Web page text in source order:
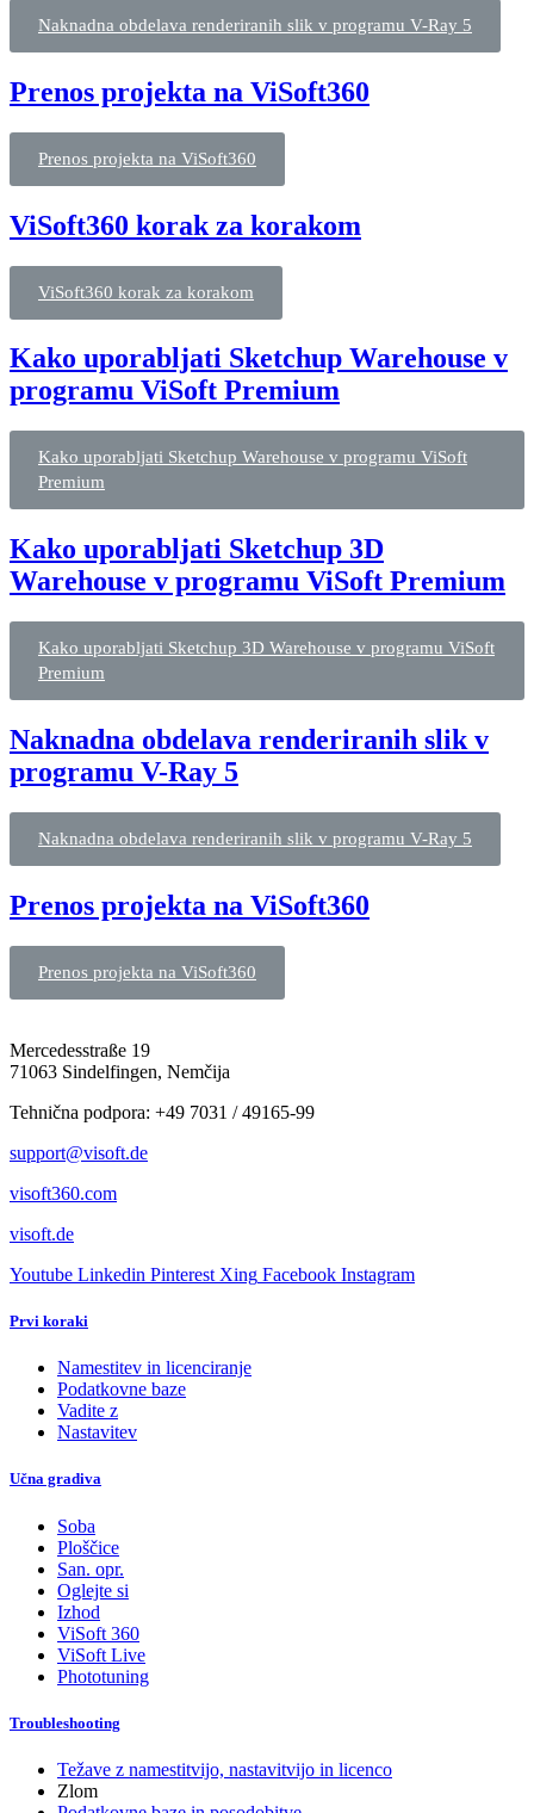
Naknadna obdelava renderiranih slik v programu V-Ray 5
Prenos projekta na ViSoft360
Prenos projekta na ViSoft360
ViSoft360 korak za korakom
ViSoft360 korak za korakom
Kako uporabljati Sketchup Warehouse v
programu ViSoft Premium
Kako uporabljati Sketchup Warehouse v programu ViSoft
Premium
Kako uporabljati Sketchup 3D
Warehouse v programu ViSoft Premium
Kako uporabljati Sketchup 3D Warehouse v programu ViSoft
Premium
Naknadna obdelava renderiranih slik v
programu V-Ray 5
Naknadna obdelava renderiranih slik v programu V-Ray 5
Prenos projekta na ViSoft360
Prenos projekta na ViSoft360
Mercedesstraße 19
71063 Sindelfingen, Nemčija
Tehnična podpora: +49 7031 / 49165-99
support@visoft.de
visoft360.com
visoft.de
Youtube Linkedin Pinterest Xing Facebook Instagram
Prvi koraki
Namestitev in licenciranje
Podatkovne baze
Vadite z
Nastavitev
Učna gradiva
Soba
Ploščice
San. opr.
Oglejte si
Izhod
ViSoft 360
ViSoft Live
Phototuning
Troubleshooting
Težave z namestitvijo, nastavitvijo in licenco
Zlom